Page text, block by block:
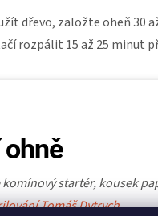
dřevo, založte oheň 30
rozpálit 15 až 25 minut
startér, kousek
Tomáš Dytrych.